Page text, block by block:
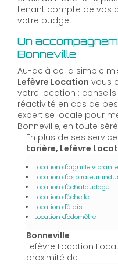
tenant compte de vos
votre budget.
Un
Bonneville
Au-delà de la simple
Lefèvre Location vous
votre location : conseils
réactivité en cas de
expertise locale pour
Bonneville, en toute
En plus de ses
tarière, Lefèvre
Location d'aiguille vibrante
Location d'aspirateur
Location d'échafaudage
Location d'échelle
Location d'étais
Location d'odomètre
Bonneville
Lefèvre Location
proximité de :